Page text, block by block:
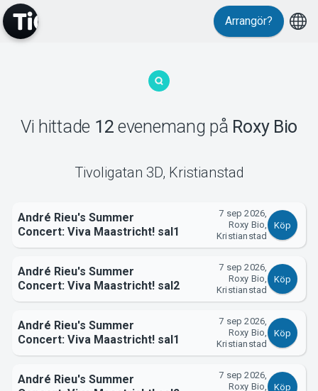
MyTickster
Support
Arrangör?
Vi hittade 12 evenemang på Roxy Bio
Tivoligatan 3D, Kristianstad
André Rieu's Summer
Concert: Viva Maastricht! sal1
7 sep 2026,
Roxy Bio,
Kristianstad
Köp
André Rieu's Summer
Concert: Viva Maastricht! sal2
7 sep 2026,
Roxy Bio,
Kristianstad
Köp
André Rieu's Summer
Concert: Viva Maastricht! sal1
7 sep 2026,
Roxy Bio,
Kristianstad
Köp
André Rieu's Summer
7 sep 2026,
Roxy Bio,
Köp